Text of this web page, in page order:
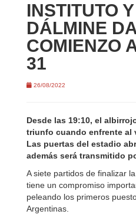
INSTITUTO
DÁLMINE
COMIENZO
31
26/08/2022
Desde las 19:10, el
triunfo cuando enfrente al
Las puertas del estadio
además será transmitido
A siete partidos de finalizar
tiene un compromiso
peleando los primeros
Argentinas.